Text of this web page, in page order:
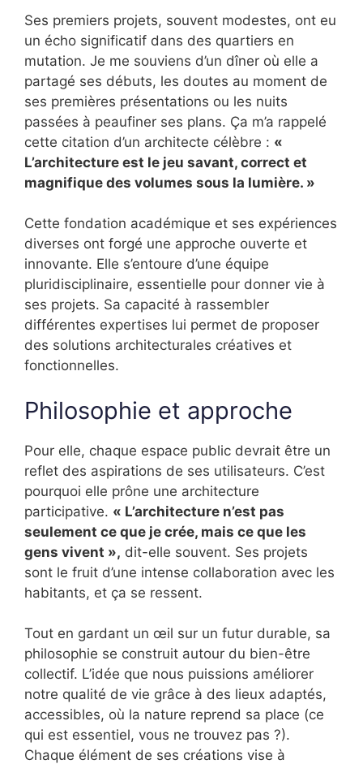
Ses premiers projets, souvent modestes, ont eu
un écho significatif dans des quartiers en
mutation. Je me souviens d’un dîner où elle a
partagé ses débuts, les doutes au moment de
ses premières présentations ou les nuits
passées à peaufiner ses plans. Ça m’a rappelé
cette citation d’un architecte célèbre : «
L’architecture est le jeu savant, correct et
magnifique des volumes sous la lumière. »
Cette fondation académique et ses expériences
diverses ont forgé une approche ouverte et
innovante. Elle s’entoure d’une équipe
pluridisciplinaire, essentielle pour donner vie à
ses projets. Sa capacité à rassembler
différentes expertises lui permet de proposer
des solutions architecturales créatives et
fonctionnelles.
Philosophie et approche
Pour elle, chaque espace public devrait être un
reflet des aspirations de ses utilisateurs. C’est
pourquoi elle prône une architecture
participative. « L’architecture n’est pas
seulement ce que je crée, mais ce que les
gens vivent », dit-elle souvent. Ses projets
sont le fruit d’une intense collaboration avec les
habitants, et ça se ressent.
Tout en gardant un œil sur un futur durable, sa
philosophie se construit autour du bien-être
collectif. L’idée que nous puissions améliorer
notre qualité de vie grâce à des lieux adaptés,
accessibles, où la nature reprend sa place (ce
qui est essentiel, vous ne trouvez pas ?).
Chaque élément de ses créations vise à